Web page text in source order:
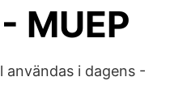
MUEP
användas i dagens -